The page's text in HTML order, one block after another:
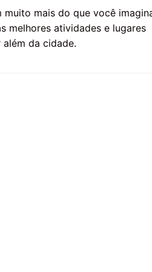
muito mais do que você
melhores atividades e lugares
da cidade.